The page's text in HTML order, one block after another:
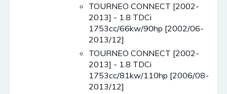
TOURNEO CONNECT [2002-
2013] - 1.8 TDCi
1753cc/66kw/90hp [2002/06-
2013/12]
TOURNEO CONNECT [2002-
2013] - 1.8 TDCi
1753cc/81kw/110hp [2006/08-
2013/12]